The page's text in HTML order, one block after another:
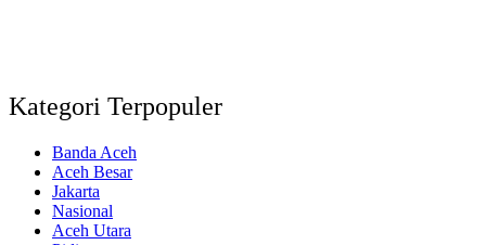
Kategori Terpopuler
Banda Aceh
Aceh Besar
Jakarta
Nasional
Aceh Utara